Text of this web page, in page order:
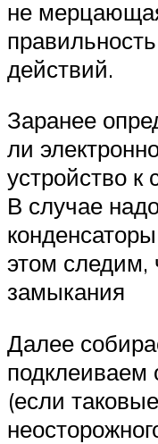
не
действий.
Заранее
ли
устройство к
В случае
этом
замыкания
Далее
подклеиваем
(если